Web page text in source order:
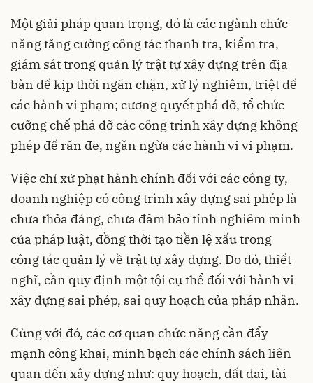
Một giải pháp quan trọng, đó là các ngành chức
năng tăng cường công tác thanh tra, kiểm tra,
giám sát trong quản lý trật tự xây dựng trên địa
bàn để kịp thời ngăn chặn, xử lý nghiêm, triệt để
các hành vi phạm; cương quyết phá dỡ, tổ chức
cưỡng chế phá dỡ các công trình xây dựng không
phép để răn đe, ngăn ngừa các hành vi vi phạm.
Việc chỉ xử phạt hành chính đối với các công ty,
doanh nghiệp có công trình xây dựng sai phép là
chưa thỏa đáng, chưa đảm bảo tính nghiêm minh
của pháp luật, đồng thời tạo tiền lệ xấu trong
công tác quản lý về trật tự xây dựng. Do đó, thiết
nghĩ, cần quy định một tội cụ thể đối với hành vi
xây dựng sai phép, sai quy hoạch của pháp nhân.
Cùng với đó, các cơ quan chức năng cần đẩy
mạnh công khai, minh bạch các chính sách liên
quan đến xây dựng như: quy hoạch, đất đai, tài